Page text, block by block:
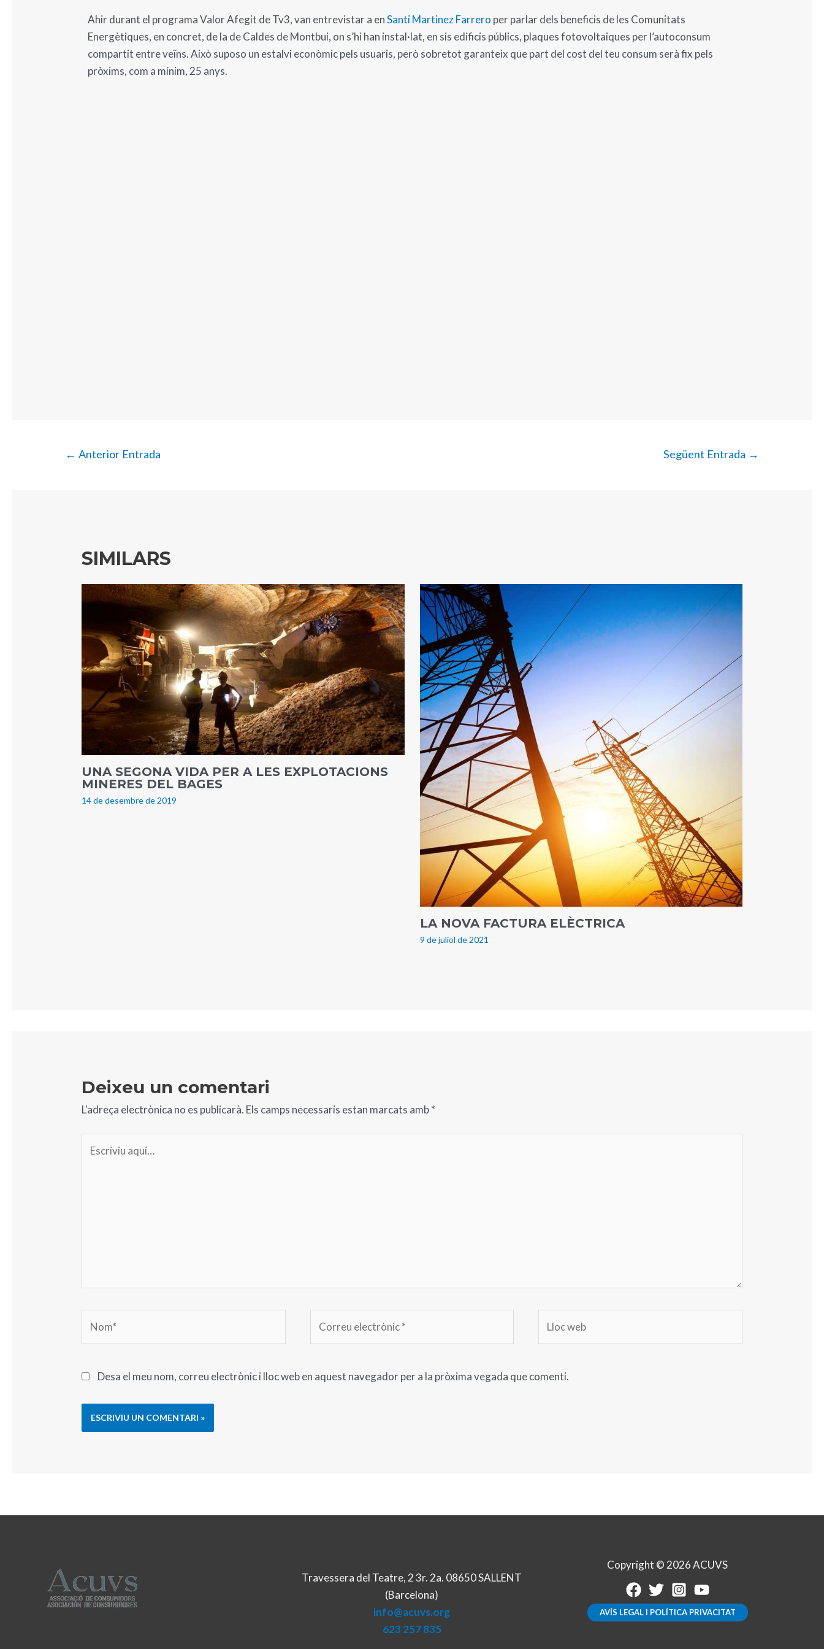
Ahir durant el programa Valor Afegit de Tv3, van entrevistar a enSanti Martinez Farrero per parlar dels beneficis de les Comunitats
Energètiques, en concret, de la de Caldes de Montbui, on s’hi han instal·lat, en sis edificis públics, plaques fotovoltaiques per l’autoconsum
compartit entre veïns. Això suposo un estalvi econòmic pels usuaris, però sobretot garanteix que part del cost del teu consum serà fix pels
pròxims, com a mínim, 25 anys.
← Anterior Entrada Següent Entrada →
SIMILARS
UNA SEGONA VIDA PER A LES EXPLOTACIONS
MINERES DEL BAGES
14 de desembre de 2019
LA NOVA FACTURA ELÈCTRICA
9 de juliol de 2021
Deixeu un comentari
L'adreça electrònica no es publicarà. Els camps necessaris estan marcats amb*
Desa el meu nom, correu electrònic i lloc web en aquest navegador per a la pròxima vegada que comenti.
Travessera del Teatre, 2 3r. 2a. 08650 SALLENT
(Barcelona)
info@acuvs.org
623 257 835
Copyright © 2026 ACUVS
AVÍS LEGAL I POLÍTICA PRIVACITAT